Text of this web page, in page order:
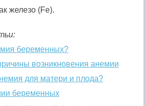
железо (Fe).
беременных?
возникновения анемии
для матери и плода?
беременных